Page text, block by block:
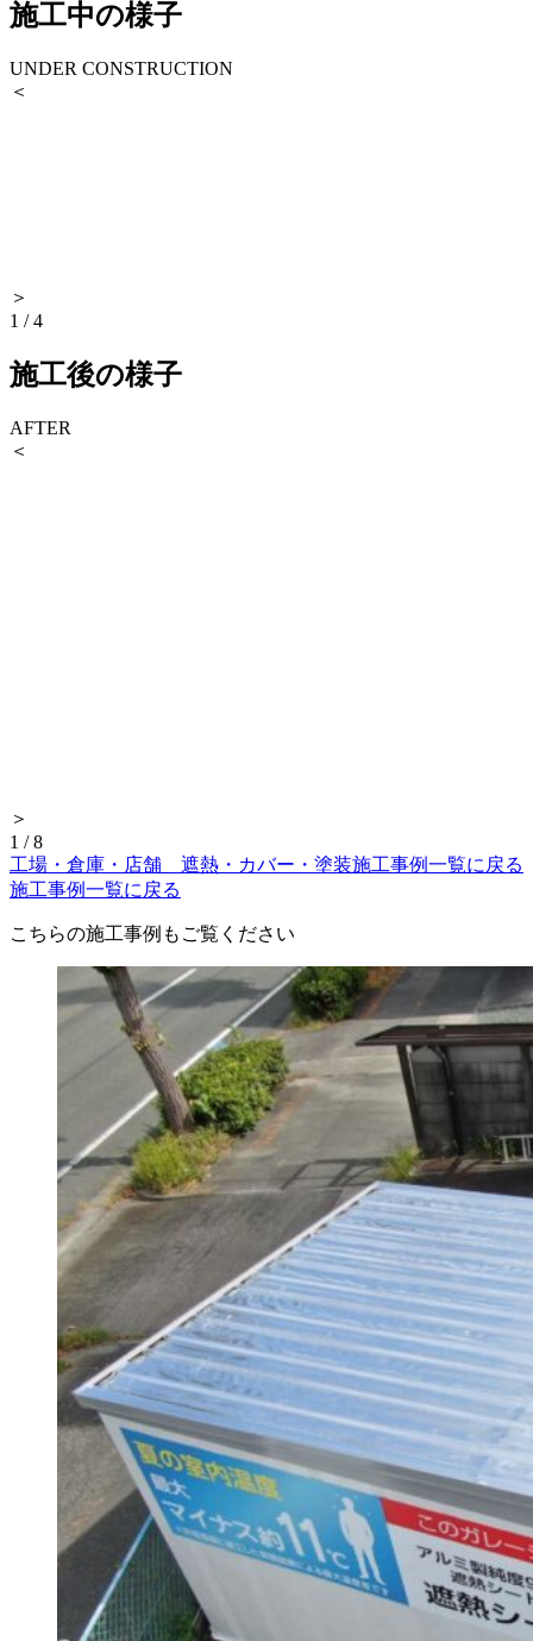
施工中の様子
UNDER CONSTRUCTION
＜
＞
1 /4
施工後の様子
AFTER
＜
＞
1 /8
工場・倉庫・店舗 遮熱・カバー・塗装施工事例一覧に戻る
施工事例一覧に戻る
こちらの施工事例もご覧ください